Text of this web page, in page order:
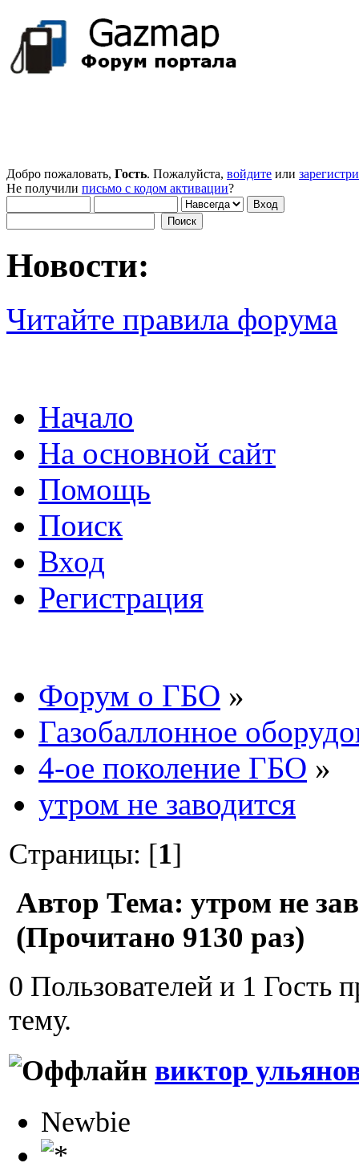
Добро пожаловать, Гость. Пожалуйста, войдите или
Не получили письмо с кодом активации?
Новости:
Читайте правила форума
Начало
На основной сайт
Помощь
Поиск
Вход
Регистрация
Форум о ГБО »
Газобаллонное
4-ое поколение ГБО »
утром не заводится
Страницы: [1]
Автор Тема: утром не
(Прочитано 9130 раз)
0 Пользователей и 1 Гость
тему.
виктор
Newbie